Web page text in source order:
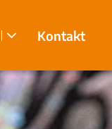
Kontakt